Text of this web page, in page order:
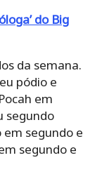
do Big
da semana.
pódio e
em
segundo
segundo e
segundo e